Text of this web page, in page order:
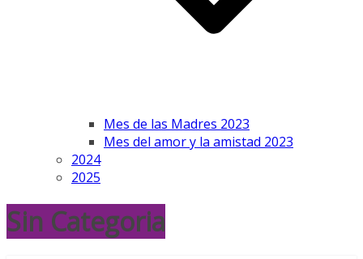
Mes de las Madres 2023
Mes del amor y la amistad 2023
2024
2025
Sin Categoria